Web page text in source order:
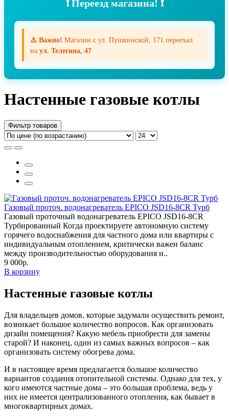
❗ Переезд магазина! ❗
⚠️ Важно! Магазин с ул. Пушкинской, 171 переехал
на ул. Телегина, 47
Настенные газовые котлы
Фильтр товаров
Газовый проточ. водонагреватель EPICO JSD16-8CR Турб
Газовый проточный водонагреватель EPICO JSD16-8CR
Турбированный Когда проектируете автономную систему
горячего водоснабжения для частного дома или квартиры с
индивидуальным отоплением, критически важен баланс
между производительностью оборудования и..
9 000р.
В корзину
Настенные газовые котлы
Для владельцев домов, которые задумали осуществить ремонт,
возникает большое количество вопросов. Как организовать
дизайн помещения? Какую мебель приобрести для замены
старой? И наконец, один из самых важных вопросов – как
организовать систему обогрева дома.
И в настоящее время предлагается большое количество
вариантов создания отопительной системы. Однако для тех, у
кого имеются частные дома – это большая проблема, ведь у
них не имеется централизованного отопления, как бывает в
многоквартирных домах.